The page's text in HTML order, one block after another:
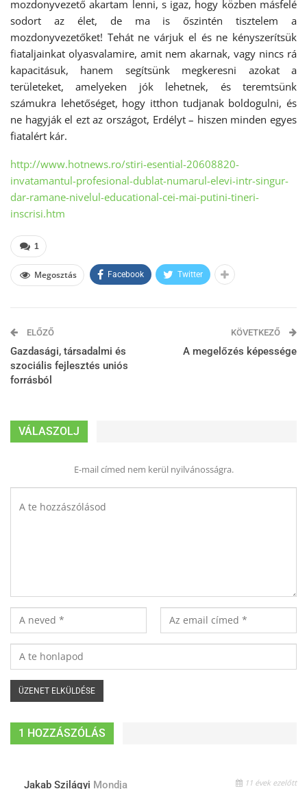
mozdonyvezető akartam lenni, s igaz, hogy közben másfelé
sodort az élet, de ma is őszintén tisztelem a
mozdonyvezetőket! Tehát ne várjuk el és ne kényszerítsük
fiataljainkat olyasvalamire, amit nem akarnak, vagy nincs rá
kapacitásuk, hanem segítsünk megkeresni azokat a
területeket, amelyeken jók lehetnek, és teremtsünk
számukra lehetőséget, hogy itthon tudjanak boldogulni, és
ne hagyják el ezt az országot, Erdélyt – hiszen minden egyes
fiatalért kár.
http://www.hotnews.ro/stiri-esential-20608820-
invatamantul-profesional-dublat-numarul-elevi-intr-singur-
dar-ramane-nivelul-educational-cei-mai-putini-tineri-
inscrisi.htm
1
Megosztás Facebook Twitter
ELŐZŐ
Gazdasági, társadalmi és
szociális fejlesztés uniós
forrásból
KÖVETKEZŐ
A megelőzés képessége
VÁLASZOLJ
E-mail címed nem kerül nyilvánosságra.
1 HOZZÁSZÓLÁS
Jakab Szilágyi Mondja 11 évek ezelőtt